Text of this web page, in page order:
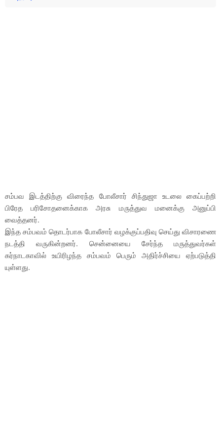
சம்பவ இடத்திற்கு விரைந்த போலீசார் சிந்துஜா உடலை கைப்பற்றி
பிரேத பரிசோதனைக்காக அரசு மருத்துவ மனைக்கு அனுப்பி
வைத்தனர்.
இந்த சம்பவம் தொடர்பாக போலீசார் வழக்குப்பதிவு செய்து விசாரணை
நடத்தி வருகின்றனர். சென்னையை சேர்ந்த மருத்துவர்கள்
கர்நாடகாவில் உயிரிழந்த சம்பவம் பெரும் அதிர்ச்சியை ஏற்படுத்தி
யுள்ளது.